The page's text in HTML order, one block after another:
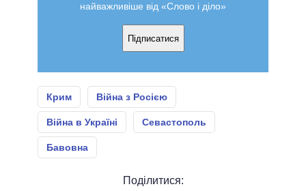
найважливіше від «Слово і діло»
Підписатися
Крим Війна з Росією
Війна в Україні Севастополь
Бавовна
Поділитися: